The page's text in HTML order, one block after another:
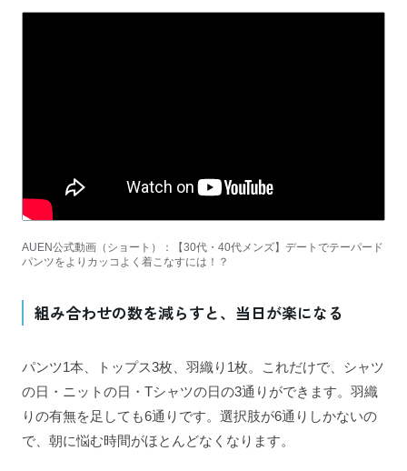
AUEN公式動画（ショート）：【30代・40代メンズ】デートでテーパード
パンツをよりカッコよく着こなすには！？
組み合わせの数を減らすと、当日が楽になる
パンツ1本、トップス3枚、羽織り1枚。これだけで、シャツ
の日・ニットの日・Tシャツの日の3通りができます。羽織
りの有無を足しても6通りです。選択肢が6通りしかないの
で、朝に悩む時間がほとんどなくなります。